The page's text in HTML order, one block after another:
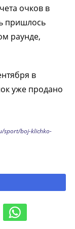
очков в
пришлось
раунде,
в
уже продано
sport/boj-klichko-